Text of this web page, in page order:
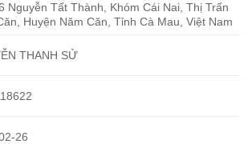
Nguyễn Tất Thành, Khóm Cái Nai, Thị Trấn
Huyện Năm Căn, Tỉnh Cà Mau, Việt Nam
THANH SỬ
26